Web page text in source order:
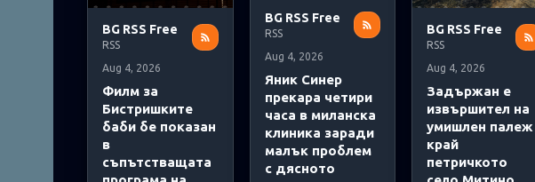
BG RSS Free
RSS
Aug 4, 2026
Филм за
Бистришките
баби бе показан
в
съпътстващата
BG RSS Free
RSS
Aug 4, 2026
Яник Синер
прекара четири
часа в миланска
клиника заради
малък проблем
с дясното
BG RSS Free
RSS
Aug 4, 2026
Задържан е
извършител на
умишлен палеж
край
петричкото